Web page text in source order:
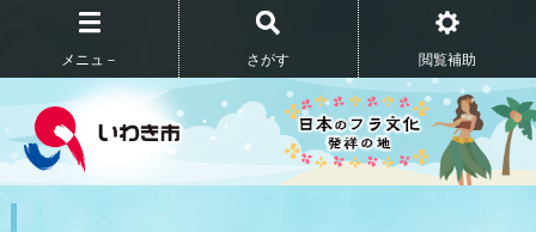
メニュ－ さがす 閲覧補助